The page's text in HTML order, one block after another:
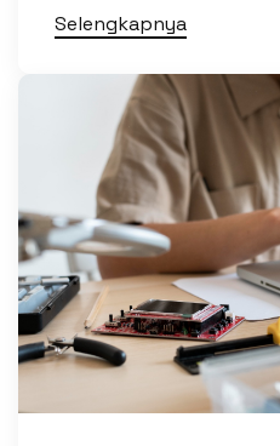
Selengkapnya